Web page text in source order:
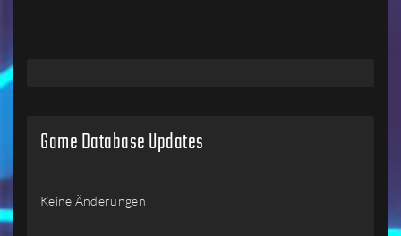
Game Database Updates
Keine Änderungen